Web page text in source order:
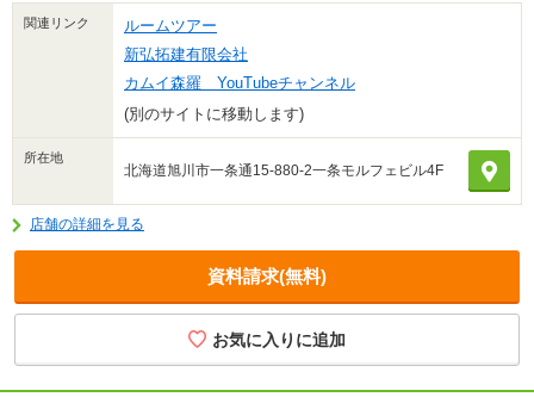
関連リンク
ルームツアー
新弘拓建有限会社
カムイ森羅 YouTubeチャンネル
(別のサイトに移動します)
所在地
北海道旭川市一条通15-880-2一条モルフェビル4F
店舗の詳細を見る
資料請求(無料)